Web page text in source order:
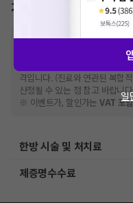
가격표
※비급여 항목의 경우,추가비
한 가격은 해당 의료기관에 직
건강보험
격입니다. (진료와 연관된 복합
산정될 수 있는 점 참고 바랍니
※ 이벤트가, 할인가는VAT 포함
한방 시술 및 처치료
제증명수수료
일